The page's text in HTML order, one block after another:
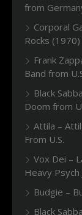
from
Corporal
Rocks
Frank
Band from
Black
Doom from
Attila –
From U.S.
Vox Dei –
Heavy
Budgie –
Black